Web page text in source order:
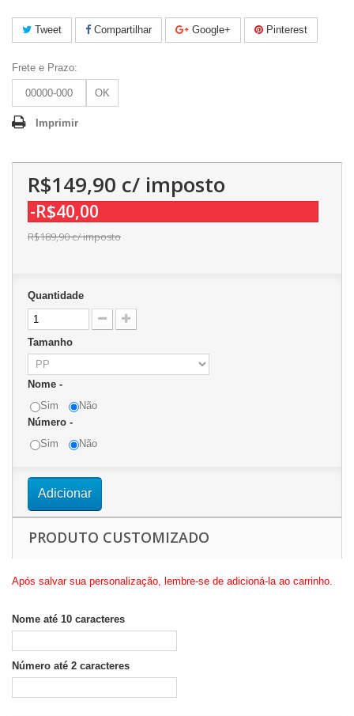
Tweet Compartilhar Google+ Pinterest
Frete e Prazo:
OK
Imprimir
R$149,90 c/ imposto
-R$40,00
R$189,90c/ imposto
Quantidade
Tamanho
Nome -
Sim
Não
Número -
Sim
Não
Adicionar
PRODUTO CUSTOMIZADO
Após salvar sua personalização, lembre-se de adicioná-la ao carrinho.
Nome até 10 caracteres
Número até 2 caracteres